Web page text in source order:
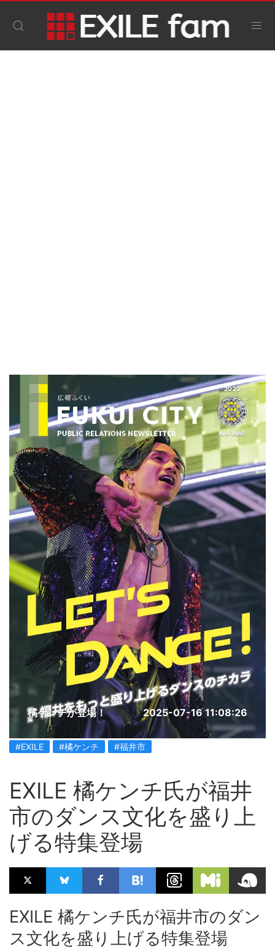
橘ケンチが登場！ 2025-07-16 11:08:26
#EXILE #橘ケンチ #福井市
EXILE 橘ケンチ氏が福井
市のダンス文化を盛り上
げる特集登場
EXILE 橘ケンチ氏が福井市のダン
ス文化を盛り上げる特集登場